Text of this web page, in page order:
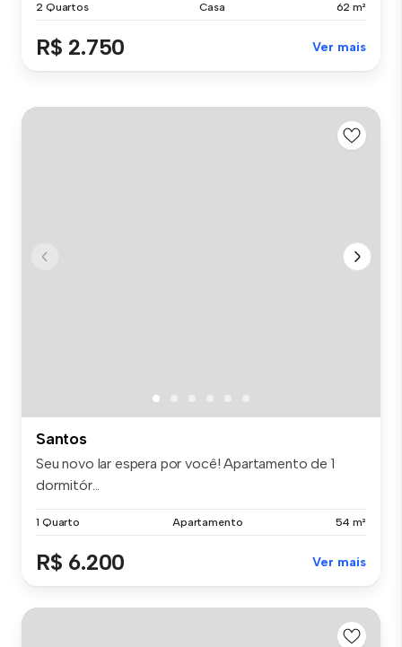
2 Quartos Casa 62 m²
R$ 2.750 Ver mais
Santos
Seu novo lar espera por você! Apartamento de 1
dormitór...
1 Quarto Apartamento 54 m²
R$ 6.200 Ver mais